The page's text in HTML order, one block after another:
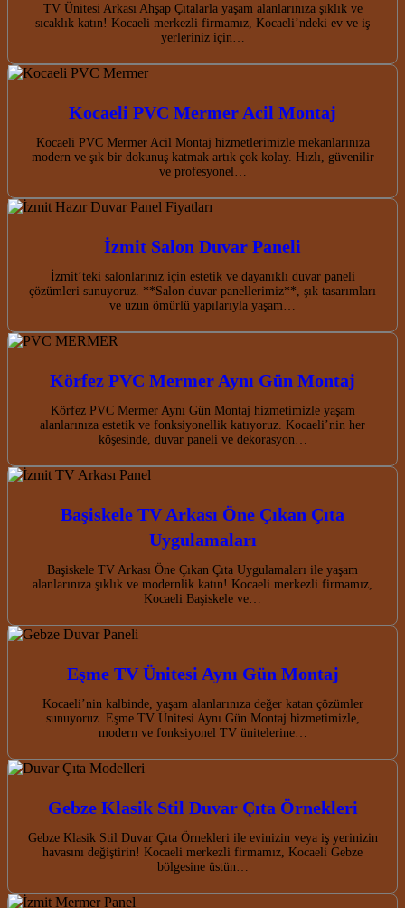
TV Ünitesi Arkası Ahşap Çıtalarla yaşam alanlarınıza şıklık ve
sıcaklık katın! Kocaeli merkezli firmamız, Kocaeli’ndeki ev ve iş
yerleriniz için…
Kocaeli PVC Mermer Acil Montaj
Kocaeli PVC Mermer Acil Montaj hizmetlerimizle mekanlarınıza
modern ve şık bir dokunuş katmak artık çok kolay. Hızlı, güvenilir
ve profesyonel…
İzmit Salon Duvar Paneli
İzmit’teki salonlarınız için estetik ve dayanıklı duvar paneli
çözümleri sunuyoruz. **Salon duvar panellerimiz**, şık tasarımları
ve uzun ömürlü yapılarıyla yaşam…
Körfez PVC Mermer Aynı Gün Montaj
Körfez PVC Mermer Aynı Gün Montaj hizmetimizle yaşam
alanlarınıza estetik ve fonksiyonellik katıyoruz. Kocaeli’nin her
köşesinde, duvar paneli ve dekorasyon…
Başiskele TV Arkası Öne Çıkan Çıta
Uygulamaları
Başiskele TV Arkası Öne Çıkan Çıta Uygulamaları ile yaşam
alanlarınıza şıklık ve modernlik katın! Kocaeli merkezli firmamız,
Kocaeli Başiskele ve…
Eşme TV Ünitesi Aynı Gün Montaj
Kocaeli’nin kalbinde, yaşam alanlarınıza değer katan çözümler
sunuyoruz. Eşme TV Ünitesi Aynı Gün Montaj hizmetimizle,
modern ve fonksiyonel TV ünitelerine…
Gebze Klasik Stil Duvar Çıta Örnekleri
Gebze Klasik Stil Duvar Çıta Örnekleri ile evinizin veya iş yerinizin
havasını değiştirin! Kocaeli merkezli firmamız, Kocaeli Gebze
bölgesine üstün…